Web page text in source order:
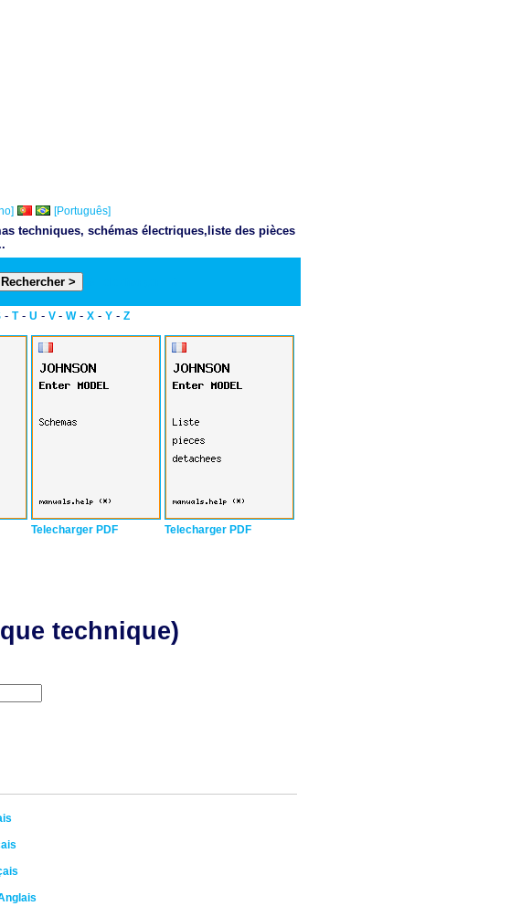
[Português]
techniques, schémas électriques,liste des pièces
- T- U - V - W- X - Y - Z
Telecharger PDF Telecharger PDF
technique)